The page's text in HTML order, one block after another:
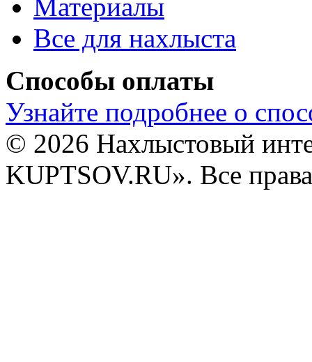
Материалы
Все для нахлыста
Способы оплаты
Узнайте подробнее о
© 2026 Нахлыстовый
KUPTSOV.RU». Все